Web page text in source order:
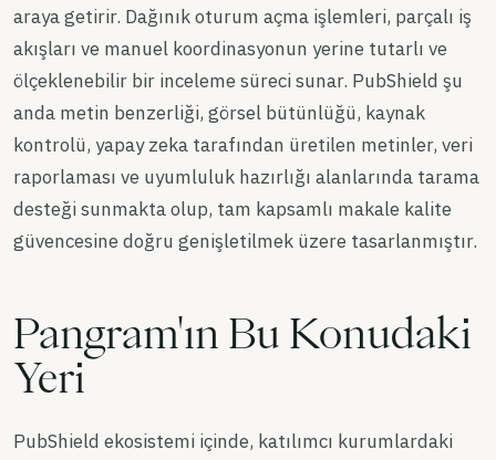
araya getirir. Dağınık oturum açma işlemleri, parçalı iş
akışları ve manuel koordinasyonun yerine tutarlı ve
ölçeklenebilir bir inceleme süreci sunar. PubShield şu
anda metin benzerliği, görsel bütünlüğü, kaynak
kontrolü, yapay zeka tarafından üretilen metinler, veri
raporlaması ve uyumluluk hazırlığı alanlarında tarama
desteği sunmakta olup, tam kapsamlı makale kalite
güvencesine doğru genişletilmek üzere tasarlanmıştır.
Pangram'ın Bu Konudaki
Yeri
PubShield ekosistemi içinde, katılımcı kurumlardaki